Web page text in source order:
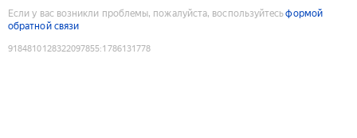
Если у вас возникли проблемы, пожалуйста, воспользуйтесьформой
обратной связи
9184810128322097855:1786131778